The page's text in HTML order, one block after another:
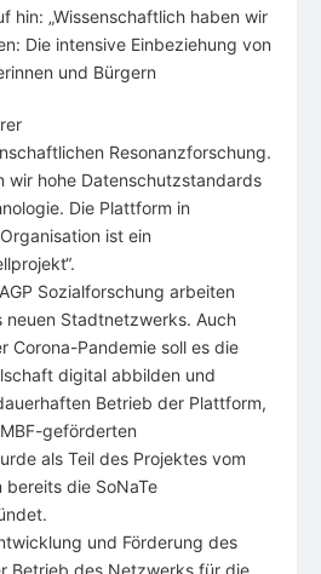
hin: „Wissenschaftlich haben wir
Die intensive Einbeziehung von
und Bürgern
Resonanzforschung.
wir hohe Datenschutzstandards
Die Plattform in
ist ein
Sozialforschung arbeiten
neuen Stadtnetzwerks. Auch
Corona-Pandemie soll es die
digital abbilden und
Betrieb der Plattform,
geförderten
als Teil des Projektes vom
bereits die SoNaTe
und Förderung des
Betrieb des Netzwerks für die